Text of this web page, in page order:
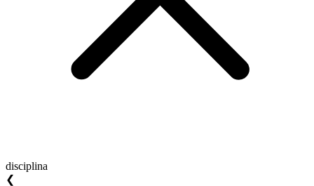
disciplina
❮